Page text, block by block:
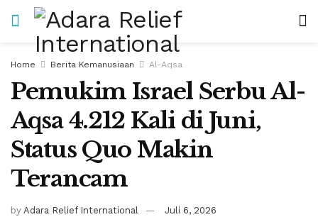
Home Berita Kemanusiaan Al-Aqsa
Pemukim Israel Serbu Al-
Aqsa 4.212 Kali di Juni,
Status Quo Makin
Terancam
by Adara Relief International
Juli 6, 2026